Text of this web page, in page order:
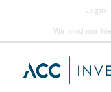
Login
Wir sind nur